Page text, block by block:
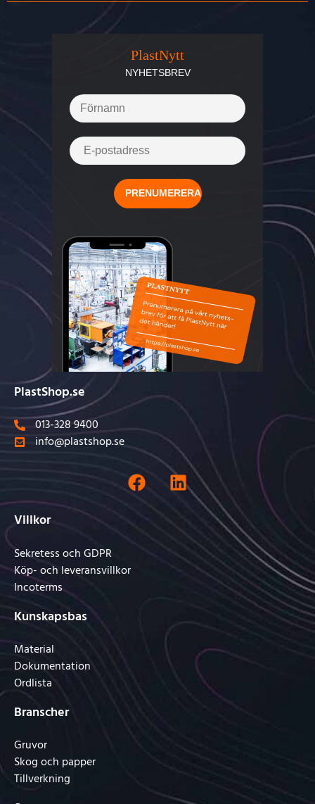
PlastNytt
NYHETSBREV
PlastShop.se
013-328 9400
info@plastshop.se
Villkor
Sekretess och GDPR
Köp- och leveransvillkor
Incoterms
Kunskapsbas
Material
Dokumentation
Ordlista
Branscher
Gruvor
Skog och papper
Tillverkning